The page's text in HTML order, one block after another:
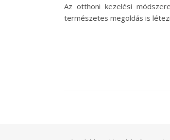
Az otthoni kezelési
természetes megoldás is